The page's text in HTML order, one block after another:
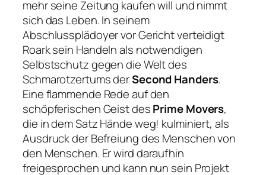
mehr seine Zeitung kaufen will und nimmt
sich das Leben. In seinem
Abschlussplädoyer vor Gericht verteidigt
Roark sein Handeln als notwendigen
Selbstschutz gegen die Welt des
Schmarotzertums derSecond Handers.
Eine flammende Rede auf den
schöpferischen Geist desPrime Movers,
die in dem SatzHände weg! kulminiert, als
Ausdruck derBefreiung des Menschen von
den Menschen. Er wird daraufhin
freigesprochen und kann nun sein Projekt